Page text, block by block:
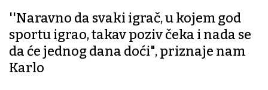
''Naravno da svaki igrač, u kojem god
sportu igrao, takav poziv čeka i nada se
da će jednog dana doći", priznaje nam
Karlo